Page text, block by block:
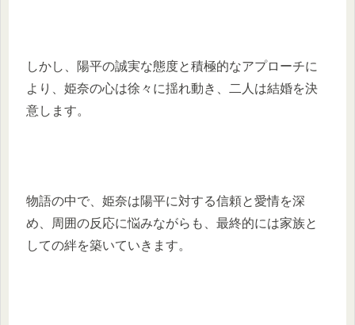
しかし、陽平の誠実な態度と積極的なアプローチに
より、姫奈の心は徐々に揺れ動き、二人は結婚を決
意します。
物語の中で、姫奈は陽平に対する信頼と愛情を深
め、周囲の反応に悩みながらも、最終的には家族と
しての絆を築いていきます。